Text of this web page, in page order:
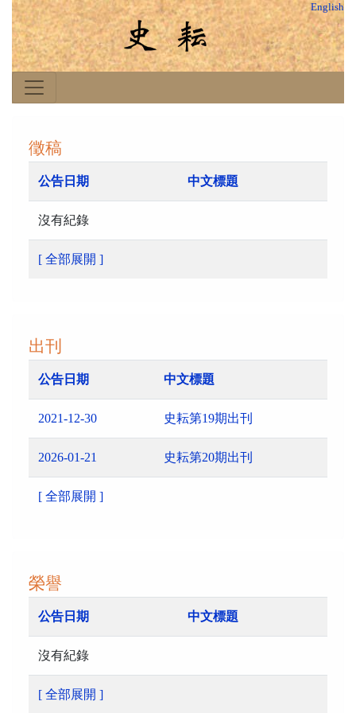
English
徵稿
公告日期 中文標題
沒有紀錄
[ 全部展開 ]
出刊
公告日期 中文標題
2021-12-30 史耘第19期出刊
2026-01-21 史耘第20期出刊
[ 全部展開 ]
榮譽
公告日期 中文標題
沒有紀錄
[ 全部展開 ]